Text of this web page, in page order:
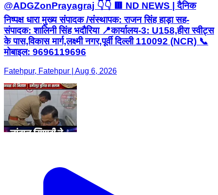
@ADGZonPrayagraj 👇👇 🟥 ND NEWS | दैनिक
निष्पक्ष धारा मुख्य संपादक /संस्थापक: राजन सिंह हाड़ा सह-
संपादक: शालिनी सिंह भदौरिया 📍कार्यालय-3: U158,हीरा स्वीट्स
के पास,विकास मार्ग,लक्ष्मी नगर,पूर्वी दिल्ली 110092 (NCR) 📞
मोबाइल: 9696119696
Fatehpur, Fatehpur | Aug 6, 2026